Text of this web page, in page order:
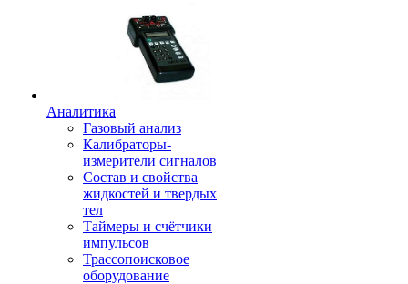
Аналитика
Газовый анализ
Калибраторы-
измерители сигналов
Состав и свойства
жидкостей и твердых
тел
Таймеры и счётчики
импульсов
Трассопоисковое
оборудование